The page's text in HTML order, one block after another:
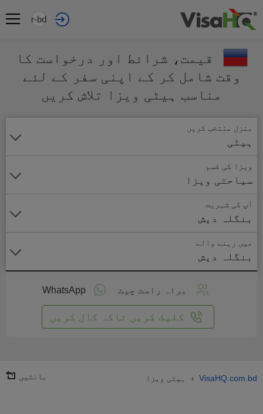
ur-bd
قیمت، شرائط اور درخواست کا
وقت شامل کر کے اپنی سفر کے لئے
مناسب ہیٹی ویزا تلاش کریں
منزل منتخب کریں
ہیٹی
ویزا کی قسم
سیاحتی ویزا
آپ کی شہریت
بنگلہ دیش
میں رہنے والے
بنگلہ دیش
براہ راست چیٹ WhatsApp
کلیک کریں تاکہ کال کریں
VisaHQ.com.bd
› ہیٹی ویزا بانٹیں